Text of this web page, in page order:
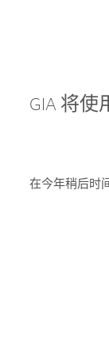
GIA 将
在今年稍后时